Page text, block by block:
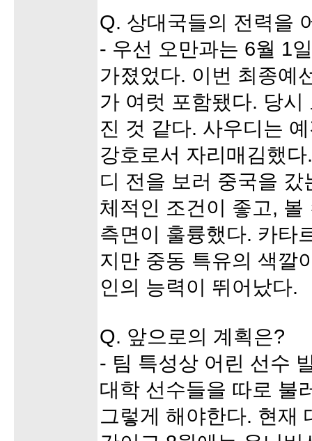
Q. 상대국들의 전력을
- 우선 오만과는 6월 1
가졌었다. 이번 최종예
가 여럿 포함됐다. 당
진 것 같다. 사우디는
강호로서 자리매김했
디 전을 보러 중국을
체적인 조건이 좋고,
측면이 훌륭했다. 카타
지만 중동 특유의 색깔
인의 능력이 뛰어났다.
Q. 앞으로의 계획은?
- 팀 특성상 어린 선수
대학 선수들을 따로 불
그렇게 해야한다. 현재